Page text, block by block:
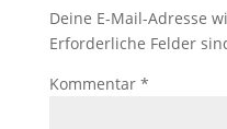
Deine E-Mail-Adresse
Erforderliche Felder
Kommentar *